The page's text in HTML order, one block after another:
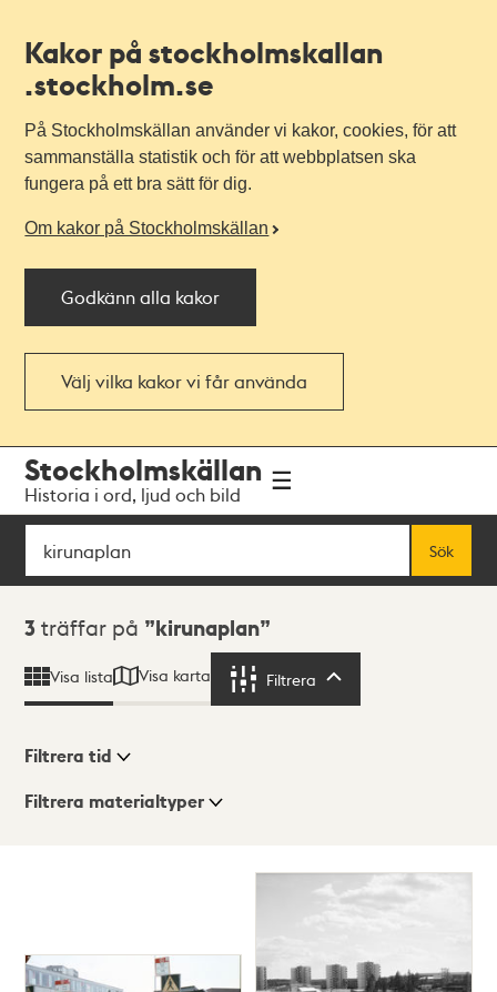
Kakor på stockholmskallan
.stockholm.se
På Stockholmskällan använder vi kakor, cookies, för att
sammanställa statistik och för att webbplatsen ska
fungera på ett bra sätt för dig.
Om kakor på Stockholmskällan
Godkänn alla kakor
Välj vilka kakor vi får använda
navigationen
huvudinnehållet
Stockholmskällan
Historia i ord, ljud och bild
Sök
Sök
Sökresultat
3 träffar på kirunaplan
Visa lista Visa karta Filtrera
Visningsläge
Filtrera tid
Filtrera materialtyper